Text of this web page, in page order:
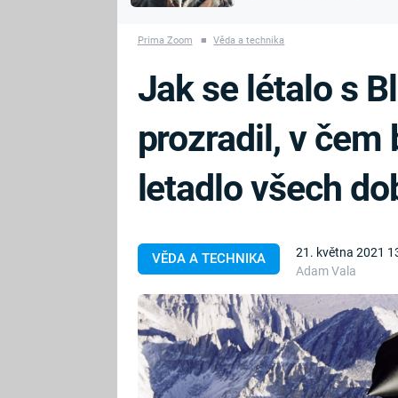
PRVNÍ SVĚTOVÁ
NAPOLEON
BRITSKÁ
RODINA
Prima Zoom ■ Věda a technika
VĚDA A TECHNIKA
21. května 2021
Adam Vala
Jak se létalo s
prozradil, v
letadlo všech